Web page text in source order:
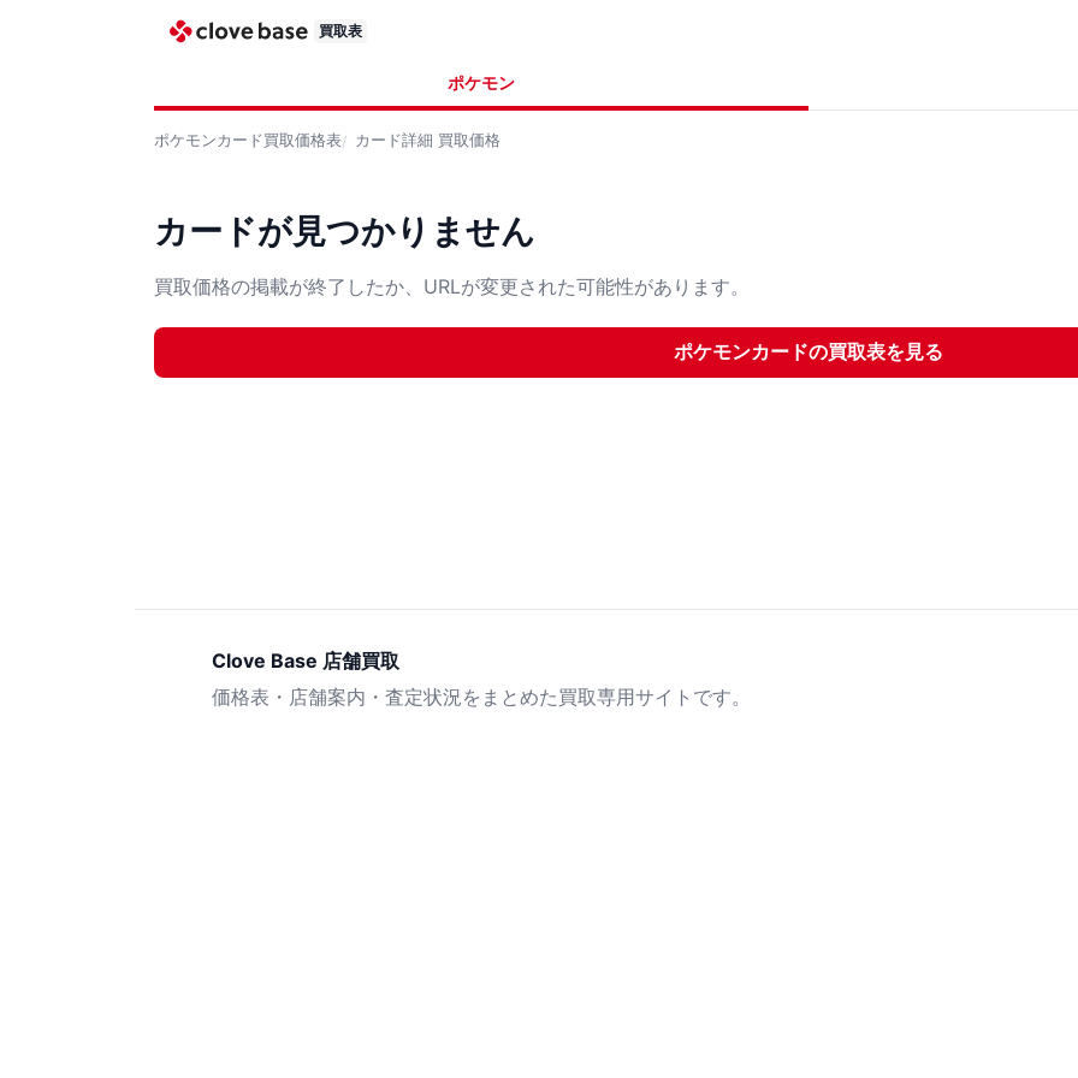
買取表
ポケモン
ポケモンカード買取価格表 カード詳細 買取価格
カードが見つかりません
買取価格の掲載が終了したか、URLが変更された可能性があります。
ポケモンカードの買取表を見る
Clove Base 店舗買取
価格表・店舗案内・査定状況をまとめた買取専用サイトです。